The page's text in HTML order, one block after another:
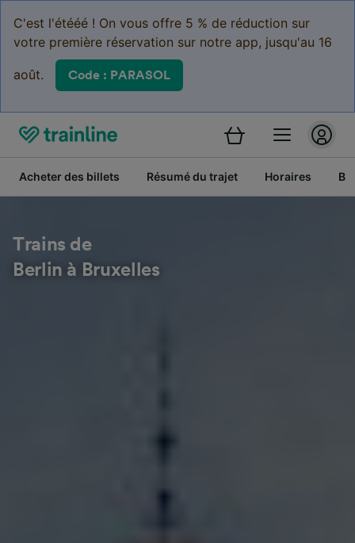
C'est l'étééé ! On vous offre 5 % de réduction sur
votre première réservation sur notre app, jusqu'au 16
août. Code : PARASOL
Acheter des billets Résumé du trajet Horaires
Trains de
Berlin à Bruxelles